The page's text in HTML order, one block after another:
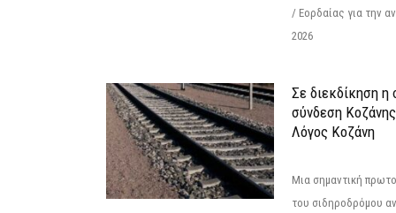
/ Εορδαίας για την
2026
Σε διεκδίκηση η
σύνδεση
Λόγος Κοζάνη
Μια σημαντική
του σιδηροδρόμου